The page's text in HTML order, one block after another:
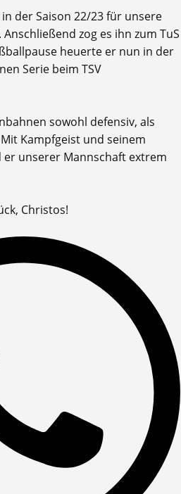
der Saison 22/23 für unsere
zog es ihn zum TuS
heuerte er nun in der
Serie beim TSV
sowohl defensiv, als
Kampfgeist und seinem
unserer Mannschaft extrem
Christos!